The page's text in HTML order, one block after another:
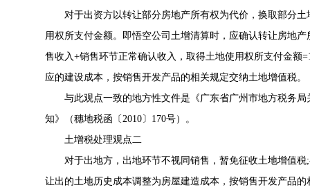
对于出资方以转让部分房地产所有权为代价，换取部分土
用权所支付金额。即悟空公司土增清算时，应确认转让房地
售收入+销售环节正常确认收入，取得土地使用权所支付金额
应的建设成本，按销售开发产品的相关规定交纳土地增值税。
与此观点一致的地方性文件是《广东省广州市地方税务
知》（穗地税函〔2010〕170号）。
土增税处理观点二
对于出地方，出地环节不视同销售，暂免征收土地增值税;
让出的土地历史成本调整为房屋建造成本，按销售开发产品